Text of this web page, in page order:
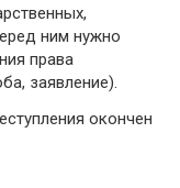
ним нужно
права
заявление).
окончен